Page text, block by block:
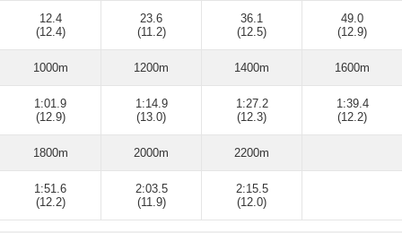
12.4
(12.4)
23.6
(11.2)
36.1
(12.5)
49.0
(12.9)
1000m 1200m 1400m 1600m
1:01.9
(12.9)
1:14.9
(13.0)
1:27.2
(12.3)
1:39.4
(12.2)
1800m 2000m 2200m
1:51.6
(12.2)
2:03.5
(11.9)
2:15.5
(12.0)